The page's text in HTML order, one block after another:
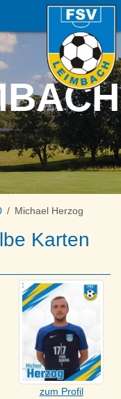
Michael Herzog
Karten
zum Profil